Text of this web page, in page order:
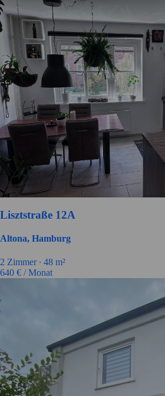
Lisztstraße 12A
Altona, Hamburg
2 Zimmer ∙ 48 m²
640 € / Monat